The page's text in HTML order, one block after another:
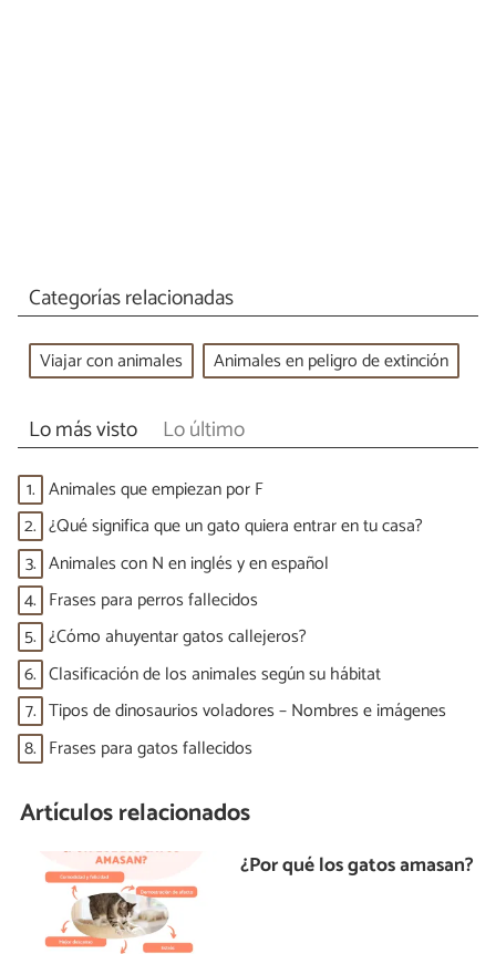
Categorías relacionadas
Viajar con animales Animales en peligro de extinción
Lo más visto Lo último
1. Animales que empiezan por F
2. ¿Qué significa que un gato quiera entrar en tu casa?
3. Animales con N en inglés y en español
4. Frases para perros fallecidos
5. ¿Cómo ahuyentar gatos callejeros?
6. Clasificación de los animales según su hábitat
7. Tipos de dinosaurios voladores – Nombres e imágenes
8. Frases para gatos fallecidos
Artículos relacionados
¿Por qué los gatos amasan?